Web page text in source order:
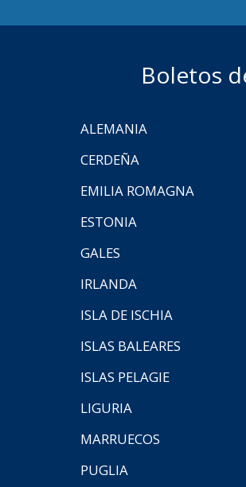
Boletos
ALEMANIA
CERDEÑA
EMILIA ROMAGNA
ESTONIA
GALES
IRLANDA
ISLA DE ISCHIA
ISLAS BALEARES
ISLAS PELAGIE
LIGURIA
MARRUECOS
PUGLIA